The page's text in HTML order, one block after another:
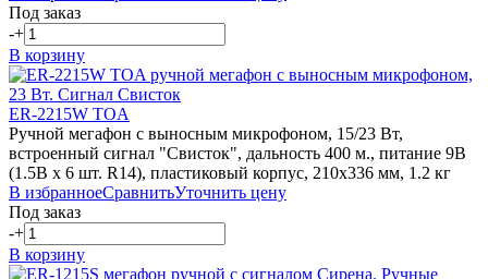
Под заказ
-+
В корзину
ER-2215W TOA
Ручной мегафон с выносным микрофоном, 15/23 Вт,
встроенный сигнал "Свисток", дальность 400 м., питание 9В
(1.5В х 6 шт. R14), пластиковый корпус, 210х336 мм, 1.2 кг
В избранноеСравнитьУточнить цену
Под заказ
-+
В корзину